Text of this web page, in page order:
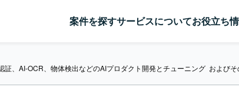
案件を探すサービスについてお役立ち
証、AI-OCR、物体検出などのAIプロダクト開発とチューニング  および